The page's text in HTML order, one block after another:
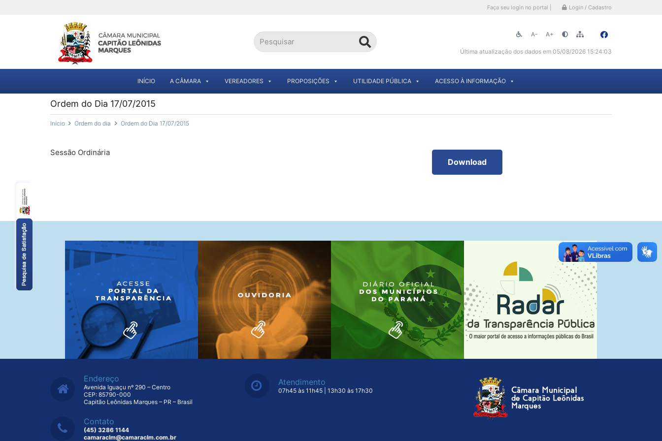
Faça seu login no portal | Login / Cadastro
A- A+
Última atualização dos dados em 05/08/2026 15:24:03
INÍCIO A CÂMARA VEREADORES PROPOSIÇÕES UTILIDADE PÚBLICA ACESSO À INFORMAÇÃO
Ordem do Dia 17/07/2015
Início Ordem do dia Ordem do Dia 17/07/2015
Sessão Ordinária
Download
Endereço
Avenida Iguaçu nº 290 – Centro
CEP: 85790-000
Capitão Leônidas Marques – PR – Brasil
Contato
(45) 3286 1144
camaraclm@camaraclm.com.br
Atendimento
07h45 às 11h45 | 13h30 às 17h30